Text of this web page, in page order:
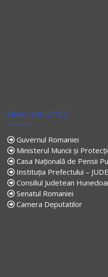
LINK-URI UTILE
Guvernul Romaniei
Ministerul Muncii și
Casa Națională de Pensii
Instituția Prefectului –
Consiliul Judetean
Senatul Romaniei
Camera Deputatilor